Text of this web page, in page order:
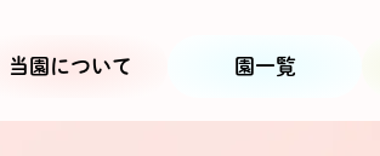
当園について 園一覧